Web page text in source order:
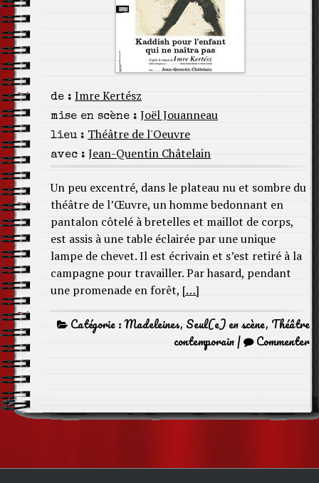
de : Imre Kertész
mise en scène : Joël Jouanneau
lieu : Théâtre de l'Oeuvre
avec : Jean-Quentin Châtelain
Un peu excentré, dans le plateau nu et sombre du
théâtre de l’Œuvre, un homme bedonnant en
pantalon côtelé à bretelles et maillot de corps,
est assis à une table éclairée par une unique
lampe de chevet. Il est écrivain et s’est retiré à la
campagne pour travailler. Par hasard, pendant
une promenade en forêt, […]
Catégorie :Madeleines, Seul(e) en scène, Théâtre
contemporain| Commenter